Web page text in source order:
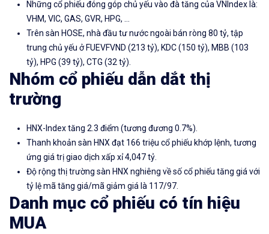
Những cổ phiếu đóng góp chủ yếu vào đà tăng của VNIndex là:
VHM, VIC, GAS, GVR, HPG, …
Trên sàn HOSE, nhà đầu tư nước ngoài bán ròng 80 tỷ, tập
trung chủ yếu ở FUEVFVND (213 tỷ), KDC (150 tỷ), MBB (103
tỷ), HPG (39 tỷ), CTG (32 tỷ).
Nhóm cổ phiếu dẫn dắt thị
trường
HNX-Index tăng 2.3 điểm (tương đương 0.7%).
Thanh khoản sàn HNX đạt 166 triệu cổ phiếu khớp lệnh, tương
ứng giá trị giao dịch xấp xỉ 4,047 tỷ.
Độ rộng thị trường sàn HNX nghiêng về số cổ phiếu tăng giá với
tỷ lệ mã tăng giá/mã giảm giá là 117/97.
Danh mục cổ phiếu có tín hiệu
MUA